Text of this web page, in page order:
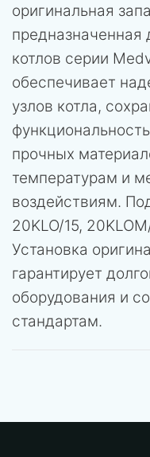
оригинальная
предназначенная
котлов серии
обеспечивает
узлов котла,
прочных
температурам и
воздействиям.
20KLO/15,
Установка
гарантирует
оборудования и
стандартам.